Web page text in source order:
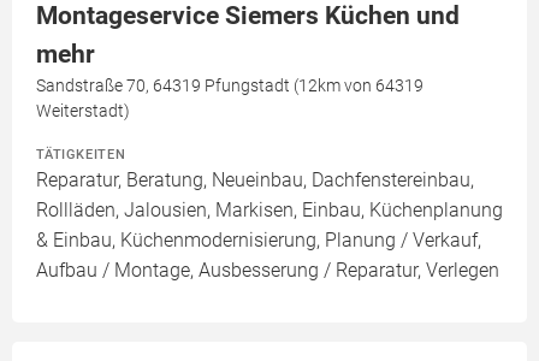
Montageservice Siemers Küchen und
mehr
Sandstraße 70, 64319 Pfungstadt (12km von 64319
Weiterstadt)
TÄTIGKEITEN
Reparatur, Beratung, Neueinbau, Dachfenstereinbau,
Rollläden, Jalousien, Markisen, Einbau, Küchenplanung
& Einbau, Küchenmodernisierung, Planung / Verkauf,
Aufbau / Montage, Ausbesserung / Reparatur, Verlegen